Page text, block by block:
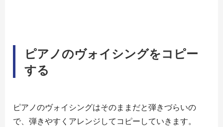
ピアノのヴォイシングをコピー
する
ピアノのヴォイシングはそのままだと弾きづらいの
で、弾きやすくアレンジしてコピーしていきます。